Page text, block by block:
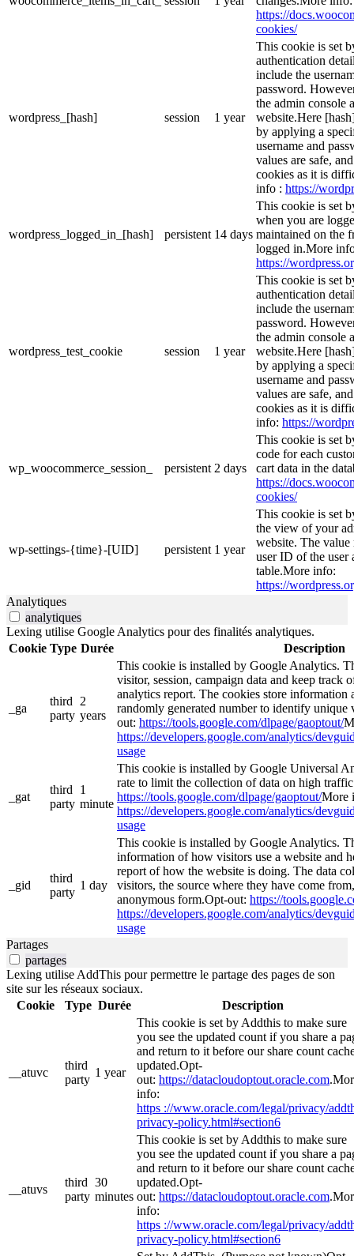
https://
cookies/
wordpress_[hash] session 1 year
This cookie is set
authentication
include the
password.
the admin console
website.Here
by applying a
username and
values are safe,
cookies as it is
info : https://
wordpress_logged_in_[hash] persistent 14 days
This cookie is set
when you are
maintained on the
logged in.More
https://
wordpress_test_cookie session 1 year
This cookie is set
authentication
include the
password.
the admin console
website.Here
by applying a
username and
values are safe,
cookies as it is
info: https://
wp_woocommerce_session_ persistent 2 days
This cookie is set
code for each
cart data in the
https://
cookies/
wp-settings-{time}-[UID] persistent 1 year
This cookie is set
the view of your
website. The
user ID of the user
table.More info:
https://
Analytiques
analytiques
Lexing utilise Google Analytics pour des finalités analytiques.
Cookie Type Durée Description
_ga
third
party
2
years
This cookie is installed by Google Analytics.
visitor, session, campaign data and keep track
analytics report. The cookies store information
randomly generated number to identify unique
out: https://tools.google.com/dlpage/gaoptout/
https://developers.google.com/analytics/
usage
_gat
third
party
1
minute
This cookie is installed by Google Universal
rate to limit the collection of data on high
https://tools.google.com/dlpage/gaoptout/More
https://developers.google.com/analytics/
usage
_gid
third
party
1 day
This cookie is installed by Google Analytics.
information of how visitors use a website and
report of how the website is doing. The data
visitors, the source where they have come
anonymous form.Opt-out: https://
https://developers.google.com/analytics/
usage
Partages
partages
Lexing utilise AddThis pour permettre le partage des pages de son
site sur les réseaux sociaux.
Cookie
Type Durée Description
__atuvc
third
party
1 year
This cookie is set by Addthis to make sure
you see the updated count if you share a
and return to it before our share count
updated.Opt-
out: https://datacloudoptout.oracle.com
info:
https ://www.oracle.com/legal/privacy/
privacy-policy.html#section6
__atuvs
third
party
30
minutes
This cookie is set by Addthis to make sure
you see the updated count if you share a
and return to it before our share count
updated.Opt-
out: https://datacloudoptout.oracle.com
info:
https ://www.oracle.com/legal/privacy/
privacy-policy.html#section6